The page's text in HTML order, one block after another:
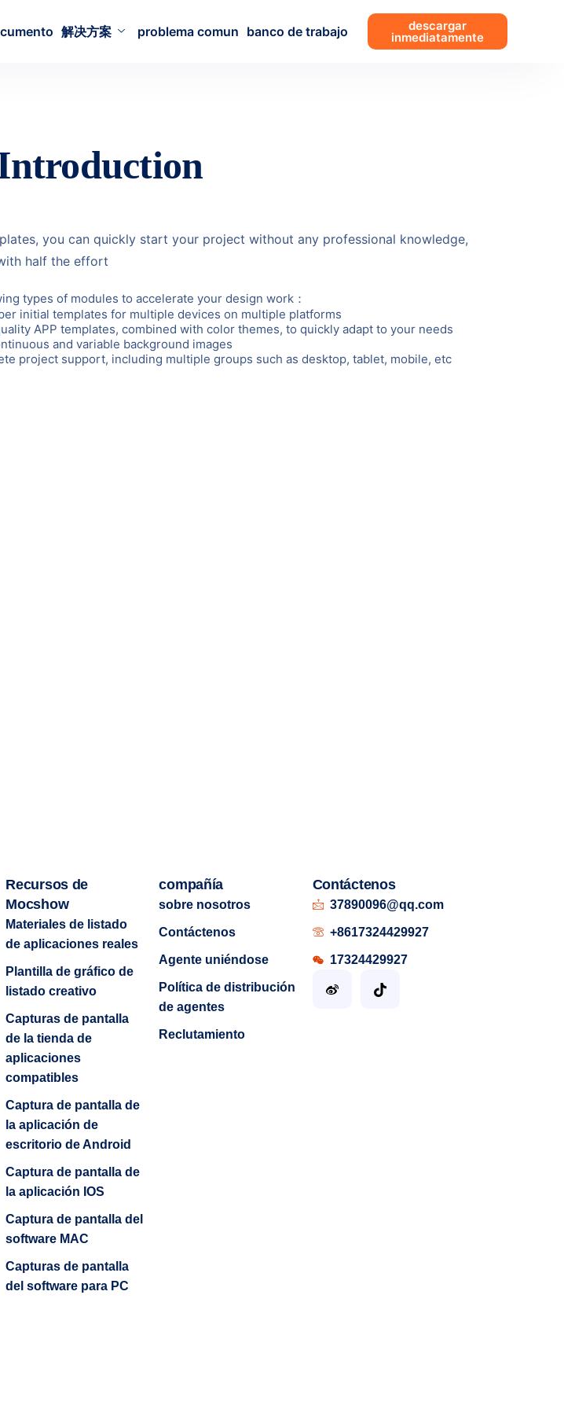
解决方案 problema comun banco de trabajo descargar
inmediatamente
you can quickly start your project without any professional knowledge,
half the effort
types of modules to accelerate your design work：
initial templates for multiple devices on multiple platforms
APP templates, combined with color themes, to quickly adapt to your needs
and variable background images
project support, including multiple groups such as desktop, tablet, mobile, etc
Recursos de
Mocshow
Materiales de listado
de aplicaciones reales
Plantilla de gráfico de
listado creativo
Capturas de pantalla
de la tienda de
aplicaciones
compatibles
Captura de pantalla de
la aplicación de
escritorio de Android
Captura de pantalla de
la aplicación IOS
Captura de pantalla del
software MAC
Capturas de pantalla
del software para PC
compañía
sobre nosotros
Contáctenos
Agente uniéndose
Política de distribución
de agentes
Reclutamiento
Contáctenos
37890096@qq.com
+8617324429927
17324429927